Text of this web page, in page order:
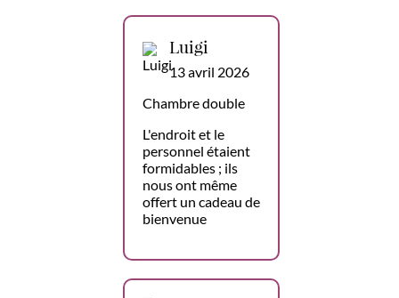
Luigi
13 avril 2026
Chambre double
L'endroit et le
personnel étaient
formidables ; ils
nous ont même
offert un cadeau de
bienvenue